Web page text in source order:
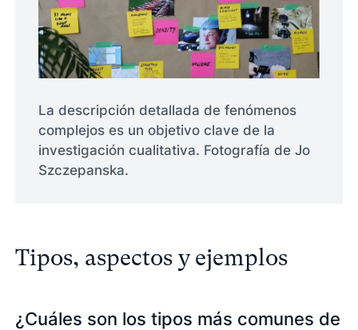
La descripción detallada de fenómenos
complejos es un objetivo clave de la
investigación cualitativa. Fotografía de Jo
Szczepanska.
Tipos, aspectos y ejemplos
¿Cuáles son los tipos más comunes de